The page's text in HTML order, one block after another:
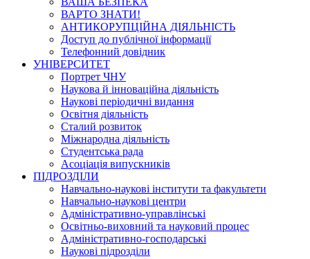
ВАРТО ЗНАТИ!
АНТИКОРУПЦІЙНА ДІЯЛЬНІСТЬ
Доступ до публічної інформації
Телефонний довідник
УНІВЕРСИТЕТ
Портрет ЧНУ
Наукова й інноваційна діяльність
Наукові періодичні видання
Освітня діяльність
Сталий розвиток
Міжнародна діяльність
Студентська рада
Асоціація випускників
ПІДРОЗДІЛИ
Навчально-наукові інститути та факультети
Навчально-наукові центри
Адміністративно-управлінські
Освітньо-виховний та науковий процес
Адміністративно-господарські
Наукові підрозділи